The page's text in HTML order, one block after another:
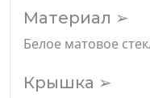
Материал ➢
Белое матовое
Крышка ➢